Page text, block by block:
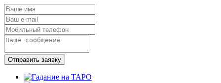
Отправить заявку